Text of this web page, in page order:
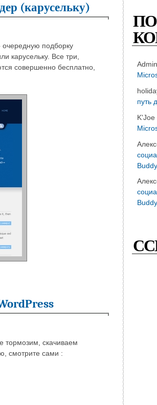
(карусельку)
подборку
карусельку. Все три,
совершенно бесплатно,
тормозим, скачиваем
смотрите сами :
Admin
путь
K'Joe